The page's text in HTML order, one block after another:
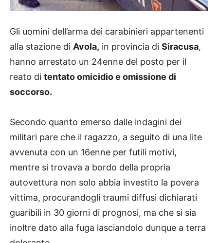
Gli uomini dell’arma dei carabinieri appartenenti
alla stazione di Avola, in provincia di Siracusa,
hanno arrestato un 24enne del posto per il
reato di tentato omicidio e omissione di
soccorso.
Secondo quanto emerso dalle indagini dei
militari pare che il ragazzo, a seguito di una lite
avvenuta con un 16enne per futili motivi,
mentre si trovava a bordo della propria
autovettura non solo abbia investito la povera
vittima, procurandogli traumi diffusi dichiarati
guaribili in 30 giorni di prognosi, ma che si sia
inoltre dato alla fuga lasciandolo dunque a terra